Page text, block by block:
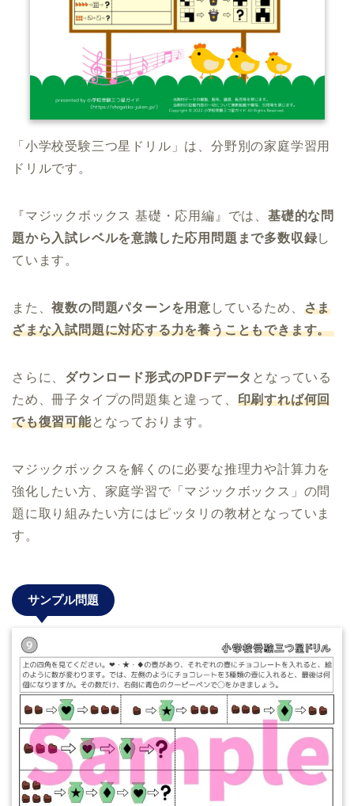
「小学校受験三つ星ドリル」は、分野別の家庭学習用
ドリルです。
『マジックボックス 基礎・応用編』では、 基礎的な問
題から入試レベルを意識した応用問題まで多数収録し
ています。
また、複数の問題パターンを用意 しているため、 さま
ざまな入試問題に対応する力を養うこともできます。
さらに、 ダウンロード形式のPDFデータ となっている
ため、冊子タイプの問題集と違って、 印刷すれば何回
でも復習可能となっております。
マジックボックスを解くのに必要な推理力や計算力を
強化したい方、家庭学習で「マジックボックス」の問
題に取り組みたい方にはピッタリの教材となっていま
す。
サンプル問題